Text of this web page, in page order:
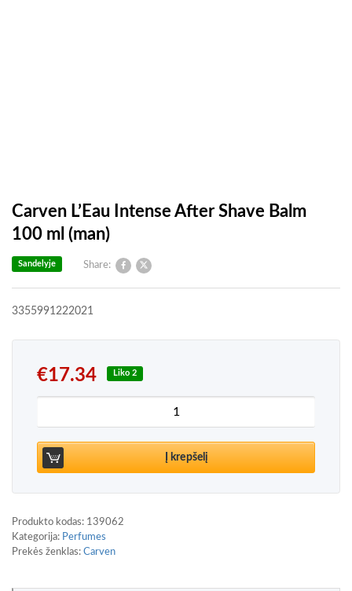
Carven L’Eau Intense After Shave Balm
100 ml (man)
Share:
Sandelyje
3355991222021
€17.34 Liko 2
produkto kiekis: Carven L'Eau Intense After
Į krepšelį
Produkto kodas: 139062
Kategorija: Perfumes
Prekės ženklas: Carven